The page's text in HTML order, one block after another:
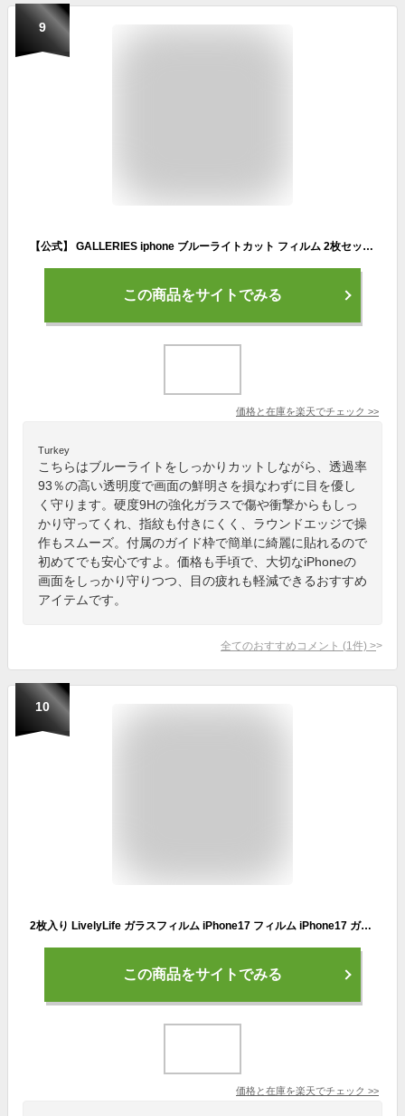
9
【公式】 GALLERIES iphone ブルーライトカット フィルム 2枚セット 【 iphone ブルーライトカットフィルム iphone 強化ガラスフィルム iphone17 air16 15 14 13 promax 保護フィルム ガラスフィルム iphone15 フィルム iphone14 保護フィルム iphone13 promax plus 】
この商品をサイトでみる
価格と在庫を楽天でチェック >>
Turkey
こちらはブルーライトをしっかりカットしながら、透過率
93％の高い透明度で画面の鮮明さを損なわずに目を優し
く守ります。硬度9Hの強化ガラスで傷や衝撃からもしっ
かり守ってくれ、指紋も付きにくく、ラウンドエッジで操
作もスムーズ。付属のガイド枠で簡単に綺麗に貼れるので
初めてでも安心ですよ。価格も手頃で、大切なiPhoneの
画面をしっかり守りつつ、目の疲れも軽減できるおすすめ
アイテムです。
全てのおすすめコメント (1 件) >
10
2枚入り LivelyLife ガラスフィルム iPhone17 フィルム iPhone17 ガラスフィルム ブルーライトカット アイフォン17 保護フィルム 10H ガラスフィルム 貼りやすい 液晶保護フィルム ガイド枠付き 日本製硝子 指紋防止
この商品をサイトでみる
価格と在庫を楽天でチェック >>